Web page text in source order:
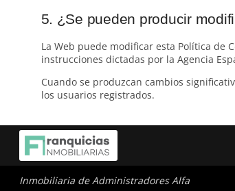
5. ¿Se pueden producir
La Web puede modificar esta Política de
instrucciones dictadas por la Agencia
Cuando se produzcan cambios
los usuarios registrados.
Inmobiliaria de Administradores Alfa